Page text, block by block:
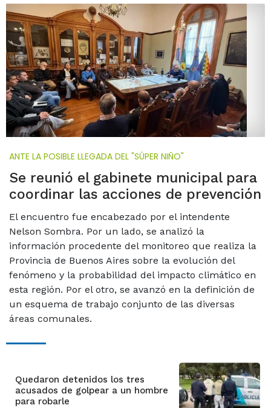
ANTE LA POSIBLE LLEGADA DEL "SÚPER NIÑO"
Se reunió el gabinete municipal para
coordinar las acciones de prevención
El encuentro fue encabezado por el intendente
Nelson Sombra. Por un lado, se analizó la
información procedente del monitoreo que realiza la
Provincia de Buenos Aires sobre la evolución del
fenómeno y la probabilidad del impacto climático en
esta región. Por el otro, se avanzó en la definición de
un esquema de trabajo conjunto de las diversas
áreas comunales.
Quedaron detenidos los tres
acusados de golpear a un hombre
para robarle